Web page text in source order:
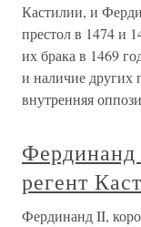
Кастилии, и
престол в 1474 и
их брака в 1469
и наличие других
внутренняя
Фердинанд
регент
Фердинанд II,